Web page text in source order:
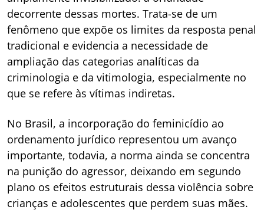
decorrente dessas mortes. Trata-se de um
fenômeno que expõe os limites da resposta penal
tradicional e evidencia a necessidade de
ampliação das categorias analíticas da
criminologia e da vitimologia, especialmente no
que se refere às vítimas indiretas.
No Brasil, a incorporação do feminicídio ao
ordenamento jurídico representou um avanço
importante, todavia, a norma ainda se concentra
na punição do agressor, deixando em segundo
plano os efeitos estruturais dessa violência sobre
crianças e adolescentes que perdem suas mães.